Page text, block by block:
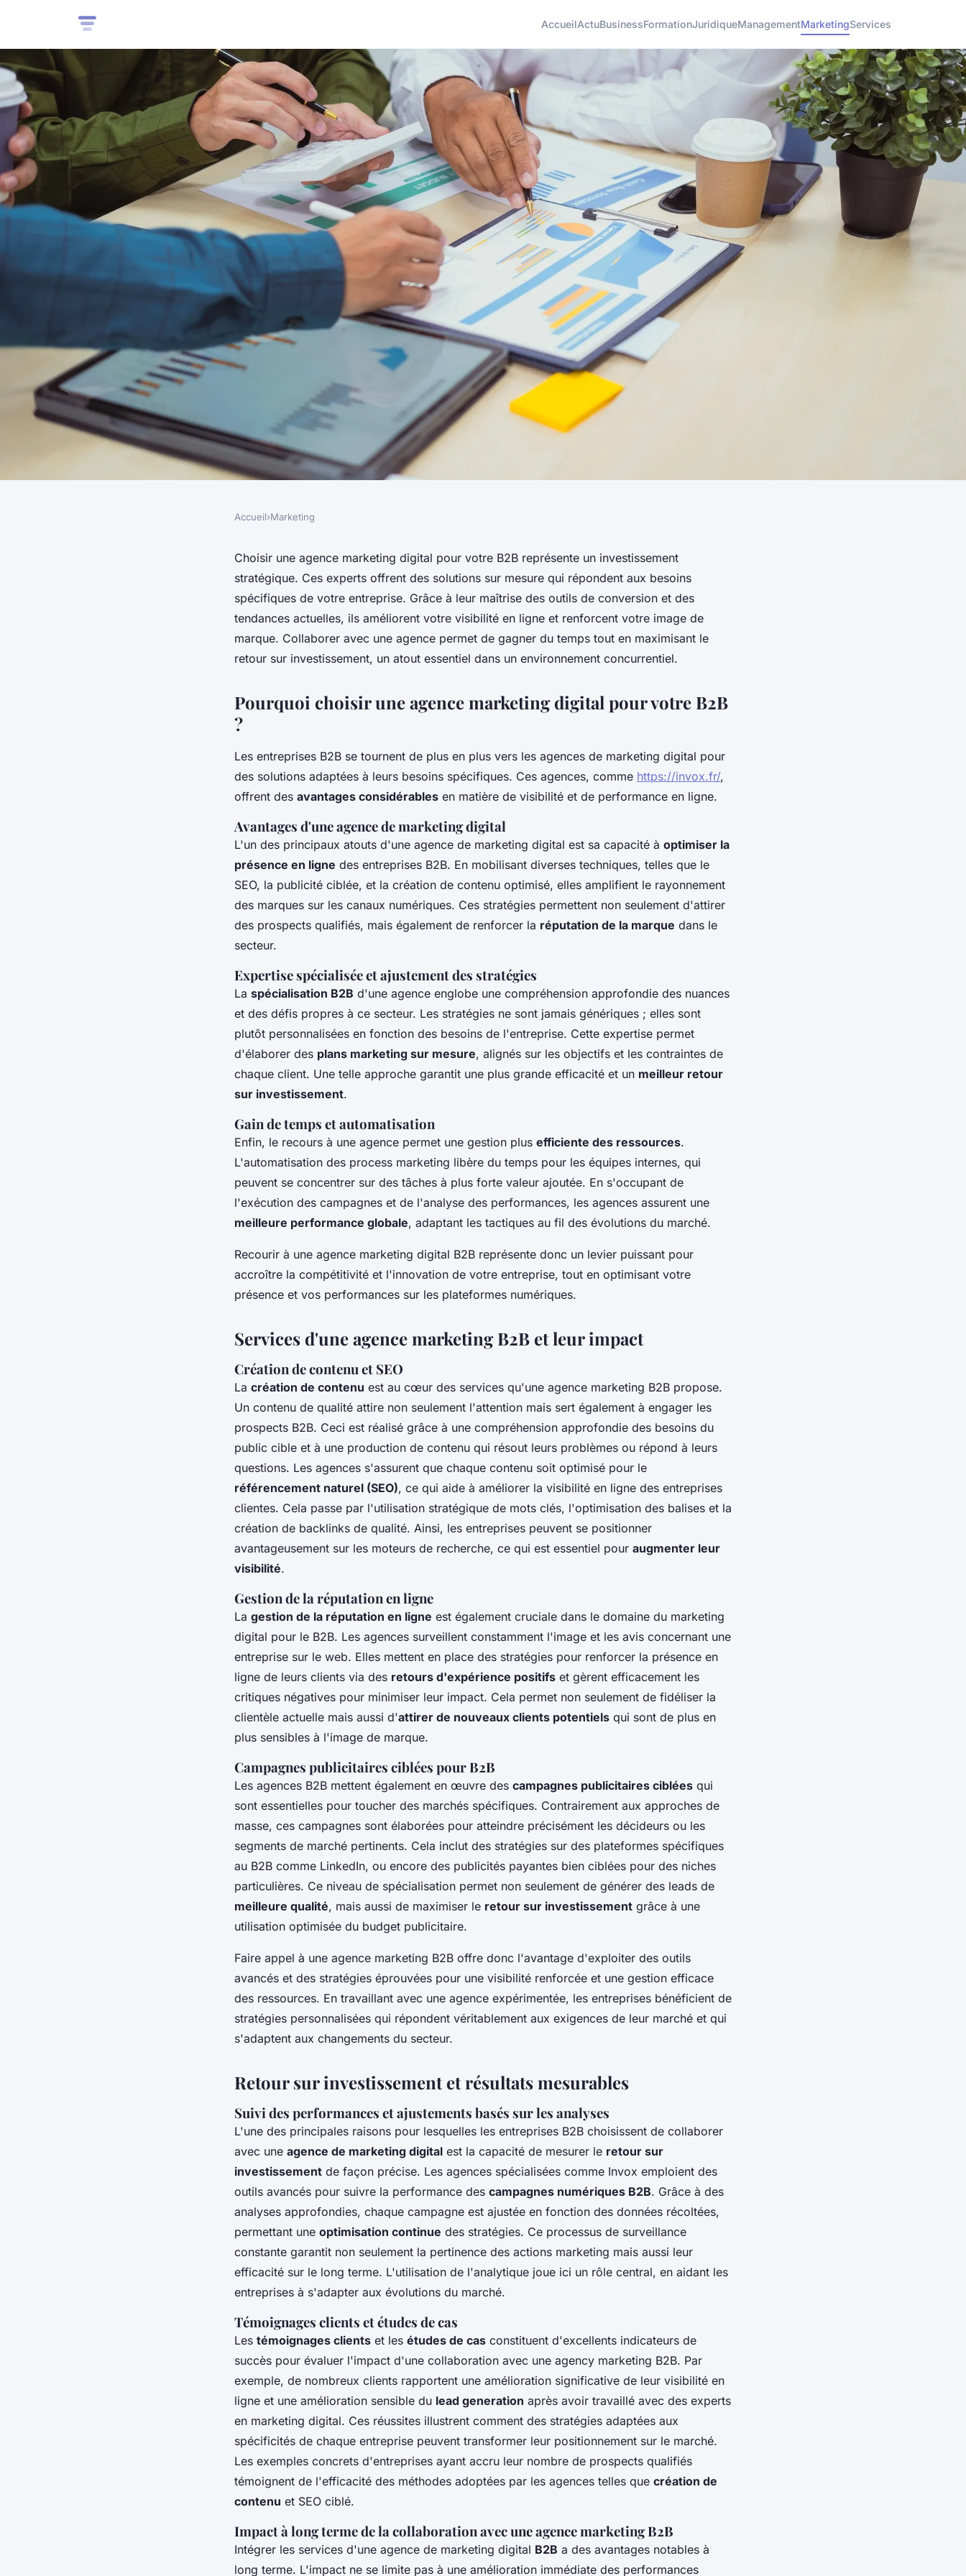
AccueilActuBusinessFormationJuridiqueManagementMarketingServices
Pourquoi choisir une agence
marketing digital pour votre b2b ?
5 min de lecture
Accueil›Marketing
Choisir une agence marketing digital pour votre B2B représente un investissement
stratégique. Ces experts offrent des solutions sur mesure qui répondent aux besoins
spécifiques de votre entreprise. Grâce à leur maîtrise des outils de conversion et des
tendances actuelles, ils améliorent votre visibilité en ligne et renforcent votre image de
marque. Collaborer avec une agence permet de gagner du temps tout en maximisant le
retour sur investissement, un atout essentiel dans un environnement concurrentiel.
Pourquoi choisir une agence marketing digital pour votre B2B
?
Les entreprises B2B se tournent de plus en plus vers les agences de marketing digital pour
des solutions adaptées à leurs besoins spécifiques. Ces agences, comme https://invox.fr/,
offrent des avantages considérables en matière de visibilité et de performance en ligne.
Avantages d'une agence de marketing digital
L'un des principaux atouts d'une agence de marketing digital est sa capacité à optimiser la
présence en ligne des entreprises B2B. En mobilisant diverses techniques, telles que le
SEO, la publicité ciblée, et la création de contenu optimisé, elles amplifient le rayonnement
des marques sur les canaux numériques. Ces stratégies permettent non seulement d'attirer
des prospects qualifiés, mais également de renforcer la réputation de la marque dans le
secteur.
Expertise spécialisée et ajustement des stratégies
La spécialisation B2B d'une agence englobe une compréhension approfondie des nuances
et des défis propres à ce secteur. Les stratégies ne sont jamais génériques ; elles sont
plutôt personnalisées en fonction des besoins de l'entreprise. Cette expertise permet
d'élaborer des plans marketing sur mesure, alignés sur les objectifs et les contraintes de
chaque client. Une telle approche garantit une plus grande efficacité et un meilleur retour
sur investissement.
Gain de temps et automatisation
Enfin, le recours à une agence permet une gestion plus efficiente des ressources.
L'automatisation des process marketing libère du temps pour les équipes internes, qui
peuvent se concentrer sur des tâches à plus forte valeur ajoutée. En s'occupant de
l'exécution des campagnes et de l'analyse des performances, les agences assurent une
meilleure performance globale, adaptant les tactiques au fil des évolutions du marché.
Recourir à une agence marketing digital B2B représente donc un levier puissant pour
accroître la compétitivité et l'innovation de votre entreprise, tout en optimisant votre
présence et vos performances sur les plateformes numériques.
Services d'une agence marketing B2B et leur impact
Création de contenu et SEO
La création de contenu est au cœur des services qu'une agence marketing B2B propose.
Un contenu de qualité attire non seulement l'attention mais sert également à engager les
prospects B2B. Ceci est réalisé grâce à une compréhension approfondie des besoins du
public cible et à une production de contenu qui résout leurs problèmes ou répond à leurs
questions. Les agences s'assurent que chaque contenu soit optimisé pour le
référencement naturel (SEO), ce qui aide à améliorer la visibilité en ligne des entreprises
clientes. Cela passe par l'utilisation stratégique de mots clés, l'optimisation des balises et la
création de backlinks de qualité. Ainsi, les entreprises peuvent se positionner
avantageusement sur les moteurs de recherche, ce qui est essentiel pour augmenter leur
visibilité.
Gestion de la réputation en ligne
La gestion de la réputation en ligne est également cruciale dans le domaine du marketing
digital pour le B2B. Les agences surveillent constamment l'image et les avis concernant une
entreprise sur le web. Elles mettent en place des stratégies pour renforcer la présence en
ligne de leurs clients via des retours d'expérience positifs et gèrent efficacement les
critiques négatives pour minimiser leur impact. Cela permet non seulement de fidéliser la
clientèle actuelle mais aussi d'attirer de nouveaux clients potentiels qui sont de plus en
plus sensibles à l'image de marque.
Campagnes publicitaires ciblées pour B2B
Les agences B2B mettent également en œuvre des campagnes publicitaires ciblées qui
sont essentielles pour toucher des marchés spécifiques. Contrairement aux approches de
masse, ces campagnes sont élaborées pour atteindre précisément les décideurs ou les
segments de marché pertinents. Cela inclut des stratégies sur des plateformes spécifiques
au B2B comme LinkedIn, ou encore des publicités payantes bien ciblées pour des niches
particulières. Ce niveau de spécialisation permet non seulement de générer des leads de
meilleure qualité, mais aussi de maximiser le retour sur investissement grâce à une
utilisation optimisée du budget publicitaire.
Faire appel à une agence marketing B2B offre donc l'avantage d'exploiter des outils
avancés et des stratégies éprouvées pour une visibilité renforcée et une gestion efficace
des ressources. En travaillant avec une agence expérimentée, les entreprises bénéficient de
stratégies personnalisées qui répondent véritablement aux exigences de leur marché et qui
s'adaptent aux changements du secteur.
Retour sur investissement et résultats mesurables
Suivi des performances et ajustements basés sur les analyses
L'une des principales raisons pour lesquelles les entreprises B2B choisissent de collaborer
avec une agence de marketing digital est la capacité de mesurer le retour sur
investissement de façon précise. Les agences spécialisées comme Invox emploient des
outils avancés pour suivre la performance des campagnes numériques B2B. Grâce à des
analyses approfondies, chaque campagne est ajustée en fonction des données récoltées,
permettant une optimisation continue des stratégies. Ce processus de surveillance
constante garantit non seulement la pertinence des actions marketing mais aussi leur
efficacité sur le long terme. L'utilisation de l'analytique joue ici un rôle central, en aidant les
entreprises à s'adapter aux évolutions du marché.
Témoignages clients et études de cas
Les témoignages clients et les études de cas constituent d'excellents indicateurs de
succès pour évaluer l'impact d'une collaboration avec une agency marketing B2B. Par
exemple, de nombreux clients rapportent une amélioration significative de leur visibilité en
ligne et une amélioration sensible du lead generation après avoir travaillé avec des experts
en marketing digital. Ces réussites illustrent comment des stratégies adaptées aux
spécificités de chaque entreprise peuvent transformer leur positionnement sur le marché.
Les exemples concrets d'entreprises ayant accru leur nombre de prospects qualifiés
témoignent de l'efficacité des méthodes adoptées par les agences telles que création de
contenu et SEO ciblé.
Impact à long terme de la collaboration avec une agence marketing B2B
Intégrer les services d'une agence de marketing digital B2B a des avantages notables à
long terme. L'impact ne se limite pas à une amélioration immédiate des performances